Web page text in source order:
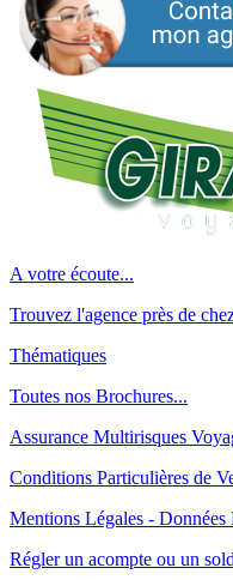
A votre écoute...
Trouvez l'agence près de
Thématiques
Toutes nos Brochures...
Assurance Multirisques
Conditions Particulières de
Mentions Légales - Données
Régler un acompte ou un